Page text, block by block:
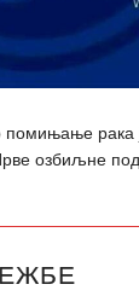
помињање рака
озбиљне